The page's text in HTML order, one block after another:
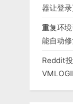
器让登
重复环
能自动修
Reddit